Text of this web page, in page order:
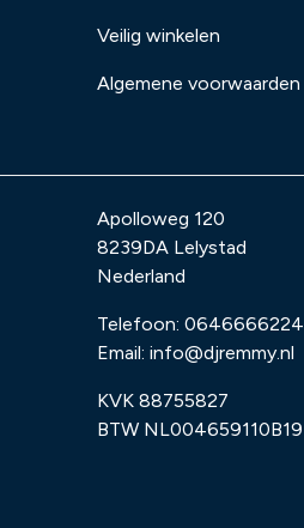
Veilig winkelen
Algemene voorwaarden
Apolloweg 120
8239DA Lelystad
Nederland
Telefoon: 0646666224
Email: info@djremmy.nl
KVK 88755827
BTW NL004659110B19